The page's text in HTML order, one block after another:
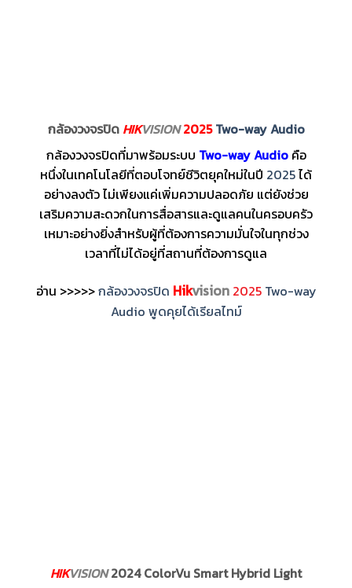
กล้องวงจรปิด HIKVISION 2025 Two-way Audio
กล้องวงจรปิดที่มาพร้อมระบบ Two-way Audioคือ
หนึ่งในเทคโนโลยีที่ตอบโจทย์ชีวิตยุคใหม่ในปี 2025ได้
อย่างลงตัว ไม่เพียงแค่เพิ่มความปลอดภัย แต่ยังช่วย
เสริมความสะดวกในการสื่อสารและดูแลคนในครอบครัว
เหมาะอย่างยิ่งสำหรับผู้ที่ต้องการความมั่นใจในทุกช่วง
เวลาที่ไม่ได้อยู่ที่สถานที่ต้องการดูแล
อ่าน >>>>>กล้องวงจรปิด Hikvision 2025Two-way
Audio พูดคุยได้เรียลไทม์
HIKVISION2024 ColorVu Smart Hybrid Light